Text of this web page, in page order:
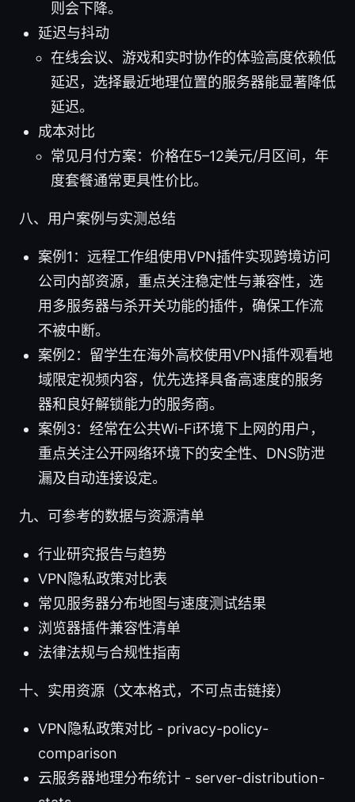
则会下降。
延迟与抖动
在线会议、游戏和实时协作的体验高度依赖低
延迟，选择最近地理位置的服务器能显著降低
延迟。
成本对比
常见月付方案：价格在5–12美元/月区间，年
度套餐通常更具性价比。
八、用户案例与实测总结
案例1：远程工作组使用VPN插件实现跨境访问
公司内部资源，重点关注稳定性与兼容性，选
用多服务器与杀开关功能的插件，确保工作流
不被中断。
案例2：留学生在海外高校使用VPN插件观看地
域限定视频内容，优先选择具备高速度的服务
器和良好解锁能力的服务商。
案例3：经常在公共Wi-Fi环境下上网的用户，
重点关注公开网络环境下的安全性、DNS防泄
漏及自动连接设定。
九、可参考的数据与资源清单
行业研究报告与趋势
VPN隐私政策对比表
常见服务器分布地图与速度测试结果
浏览器插件兼容性清单
法律法规与合规性指南
十、实用资源（文本格式，不可点击链接）
VPN隐私政策对比 - privacy-policy-
comparison
云服务器地理分布统计 - server-distribution-